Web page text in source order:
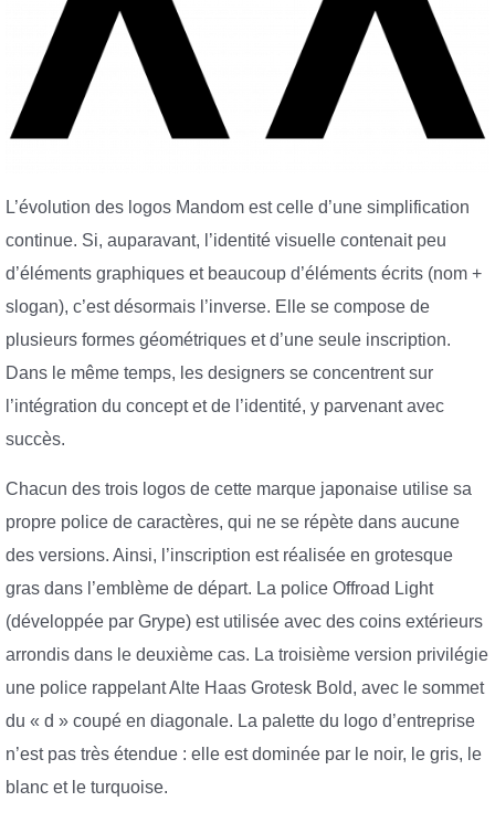
L’évolution des logos Mandom est celle d’une simplification
continue. Si, auparavant, l’identité visuelle contenait peu
d’éléments graphiques et beaucoup d’éléments écrits (nom +
slogan), c’est désormais l’inverse. Elle se compose de
plusieurs formes géométriques et d’une seule inscription.
Dans le même temps, les designers se concentrent sur
l’intégration du concept et de l’identité, y parvenant avec
succès.
Chacun des trois logos de cette marque japonaise utilise sa
propre police de caractères, qui ne se répète dans aucune
des versions. Ainsi, l’inscription est réalisée en grotesque
gras dans l’emblème de départ. La police Offroad Light
(développée par Grype) est utilisée avec des coins extérieurs
arrondis dans le deuxième cas. La troisième version privilégie
une police rappelant Alte Haas Grotesk Bold, avec le sommet
du « d » coupé en diagonale. La palette du logo d’entreprise
n’est pas très étendue : elle est dominée par le noir, le gris, le
blanc et le turquoise.